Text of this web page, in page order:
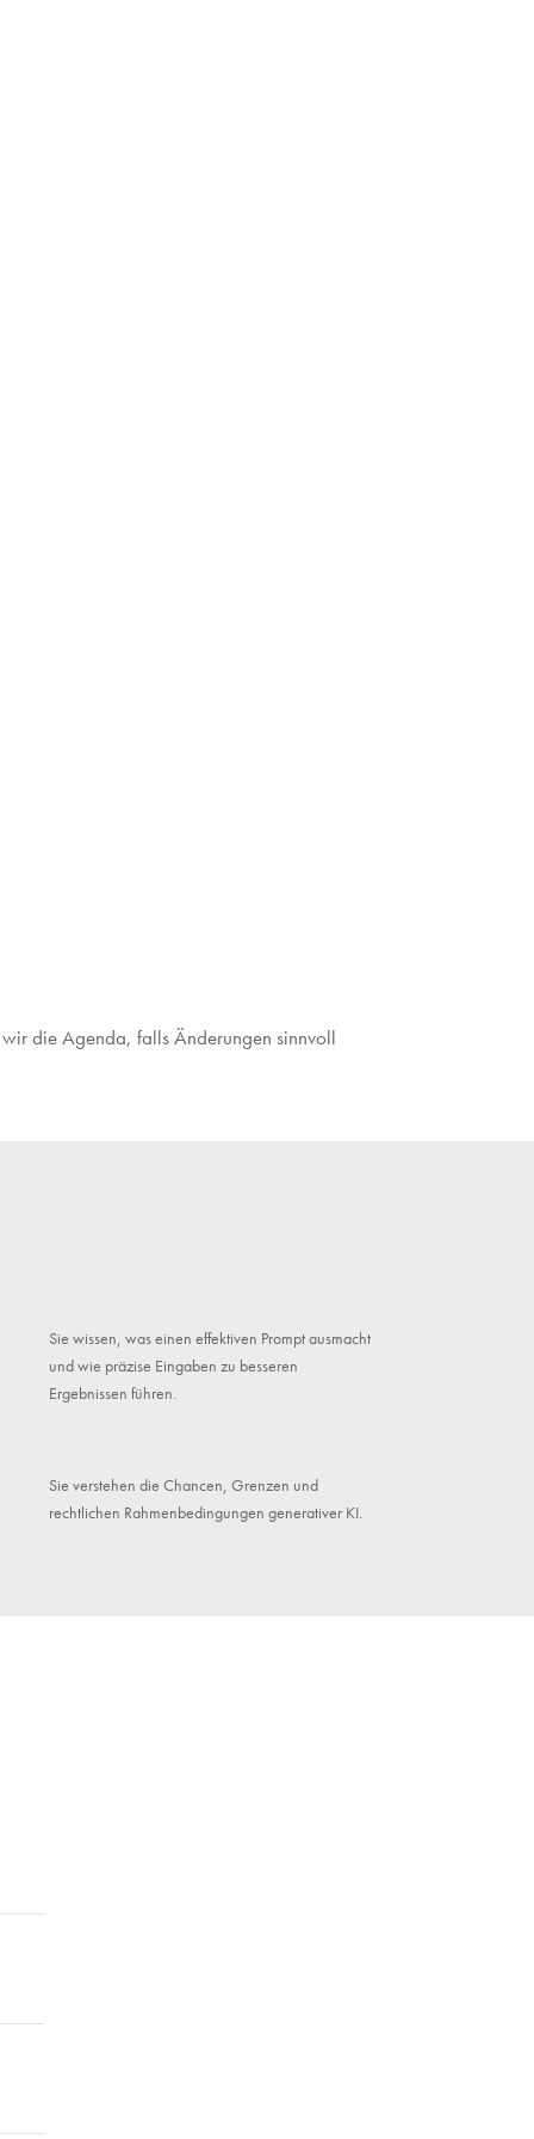
die Agenda, falls Änderungen sinnvoll
Sie wissen, was einen effektiven Prompt ausmacht
und wie präzise Eingaben zu besseren
Ergebnissen führen.
Sie verstehen die Chancen, Grenzen und
rechtlichen Rahmenbedingungen generativer KI.